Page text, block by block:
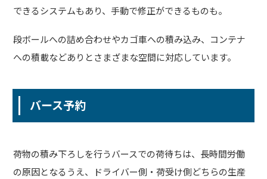
できるシステムもあり、手動で修正ができるものも。
段ボールへの詰め合わせやカゴ車への積み込み、コンテナ
への積載などありとさまざまな空間に対応しています。
バース予約
荷物の積み下ろしを行うバースでの荷待ちは、長時間労働
の原因となるうえ、ドライバー側・荷受け側どちらの生産